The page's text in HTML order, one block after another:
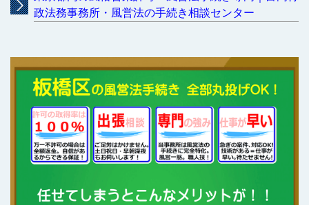
政法務事務所・風営法の手続き相談センター